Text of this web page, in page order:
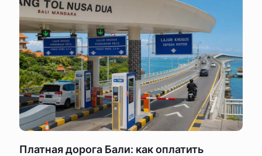
Платная дорога Бали: как оплатить